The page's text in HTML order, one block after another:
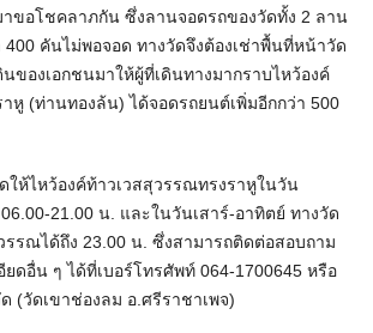
าขอโชคลาภกัน ซึ่งลานจอดรถของวัดทั้ง 2 ลาน
400 คันไม่พอจอด ทางวัดจึงต้องเช่าพื้นที่หน้าวัด
ของเอกชนมาให้ผู้ที่เดินทางมากราบไหว้องค์
หู (ท่านทองล้น) ได้จอดรถยนต์เพิ่มอีกกว่า 500
ให้ไหว้องค์ท้าวเวสสุวรรณทรงราหูในวัน
21.00 น. และในวันเสาร์-อาทิตย์ ทางวัด
รรณได้ถึง 23.00 น. ซึ่งสามารถติดต่อสอบถาม
ยดอื่น ๆ ได้ที่เบอร์โทรศัพท์ 064-1700645 หรือ
(วัดเขาช่องลม อ.ศรีราชาเพจ)